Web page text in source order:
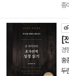
종
[
경
홍
두